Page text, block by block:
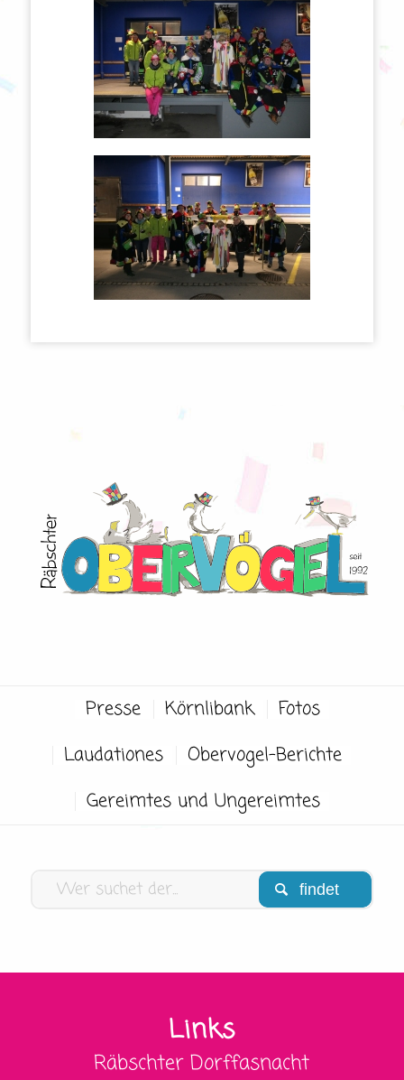
Presse Körnlibank
Fotos
Laudationes
Obervogel-Berichte
Gereimtes und Ungereimtes
Links
Räbschter Dorffasnacht